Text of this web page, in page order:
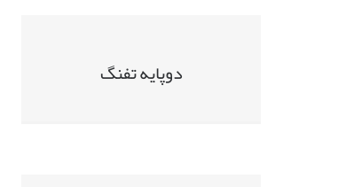
دوپایه تفنگ